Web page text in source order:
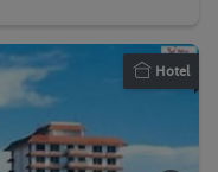
Hotel